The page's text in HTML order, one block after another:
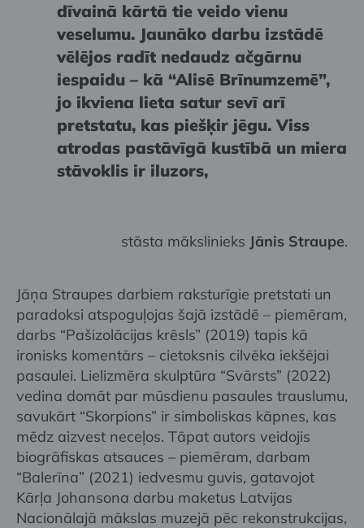
dīvainā kārtā tie veido vienu
veselumu. Jaunāko darbu izstādē
vēlējos radīt nedaudz ačgārnu
iespaidu – kā “Alisē Brīnumzemē”,
jo ikviena lieta satur sevī arī
pretstatu, kas piešķir jēgu. Viss
atrodas pastāvīgā kustībā un miera
stāvoklis ir iluzors,
stāsta mākslinieks Jānis Straupe.
Jāņa Straupes darbiem raksturīgie pretstati un
paradoksi atspoguļojas šajā izstādē – piemēram,
darbs “Pašizolācijas krēsls” (2019) tapis kā
ironisks komentārs – cietoksnis cilvēka iekšējai
pasaulei. Lielizmēra skulptūra “Svārsts” (2022)
vedina domāt par mūsdienu pasaules trauslumu,
savukārt “Skorpions” ir simboliskas kāpnes, kas
mēdz aizvest neceļos. Tāpat autors veidojis
biogrāfiskas atsauces – piemēram, darbam
“Balerīna” (2021) iedvesmu guvis, gatavojot
Kārļa Johansona darbu maketus Latvijas
Nacionālajā mākslas muzejā pēc rekonstrukcijas,